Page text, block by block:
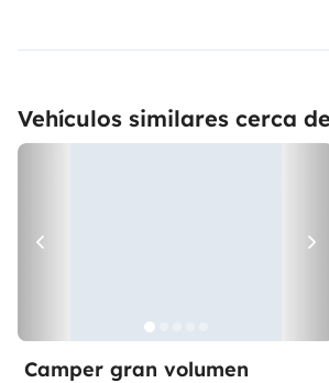
Vehículos similares cerca
Camper gran volumen